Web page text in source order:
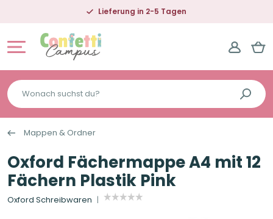
Lieferung in 2-5 Tagen
Wonach
suchst
du?
Mappen & Ordner
Oxford Fächermappe A4 mit 12
Fächern Plastik Pink
Oxford Schreibwaren